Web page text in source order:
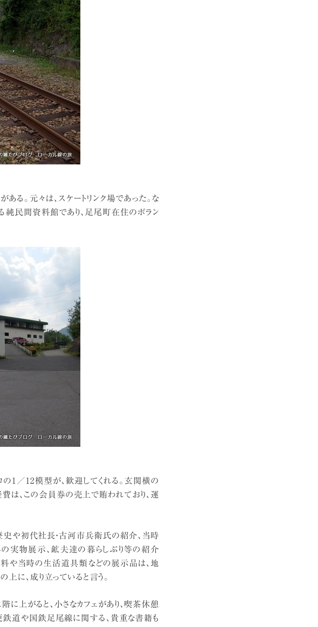
る。元々は、スケートリンク場であった。な
純民間資料館であり、足尾町在住のボラン
の1／12模型が、歓迎してくれる。玄関横の
は、この会員券の売上で賄われており、運
史や初代社長・古河市兵衛氏の紹介、当時
実物展示、鉱夫達の暮らしぶり等の紹介
料や当時の生活道具類などの展示品は、地
に、成り立っていると言う。
に上がると、小さなカフェがあり、喫茶休憩
鉄道や国鉄足尾線に関する、貴重な書籍も